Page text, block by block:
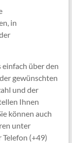
in
einfach über den
gewünschten
und der
Ihnen
können auch
unter
(+49)